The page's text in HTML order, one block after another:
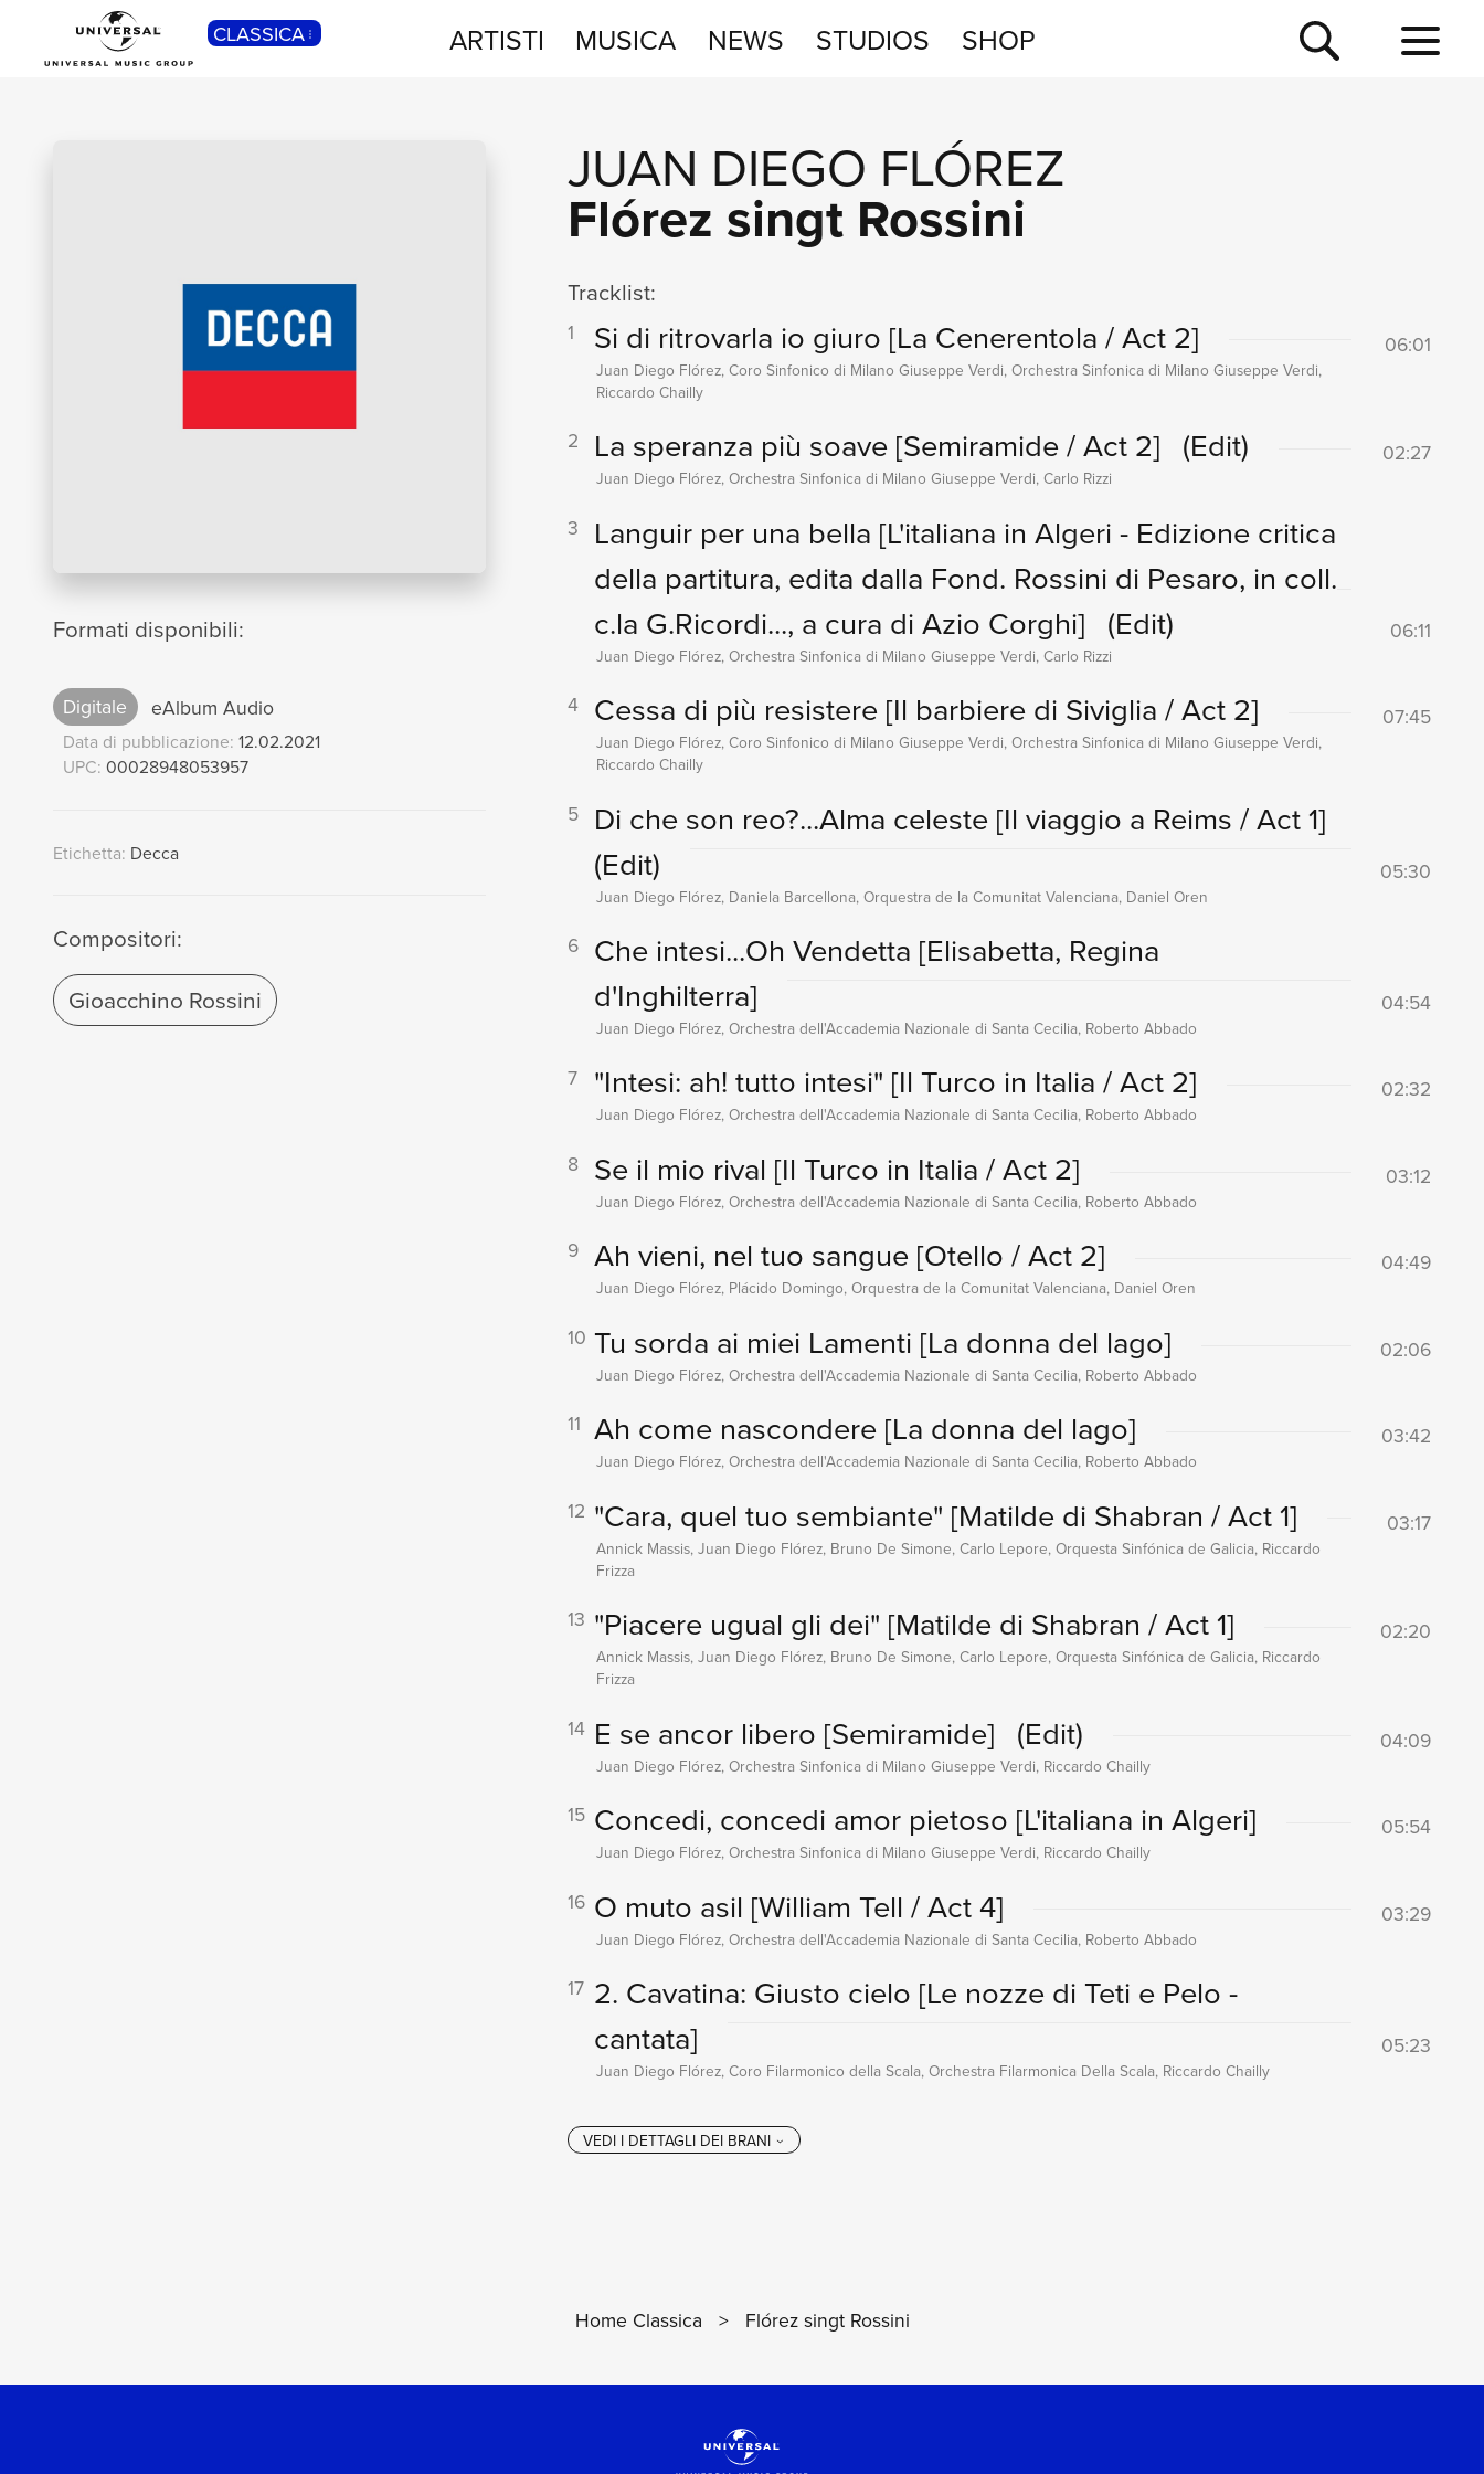
CLASSICA ARTISTI MUSICA NEWS STUDIOS SHOP
Formati disponibili:
Digitale eAlbum Audio
Data di pubblicazione: 12.02.2021
UPC: 00028948053957
Etichetta: Decca
Compositori:
Gioacchino Rossini
JUAN DIEGO FLÓREZ
Flórez singt Rossini
Tracklist:
1 Si di ritrovarla io giuro [La Cenerentola / Act 2] 06:01
Juan Diego Flórez, Coro Sinfonico di Milano Giuseppe Verdi, Orchestra Sinfonica di Milano Giuseppe Verdi,
Riccardo Chailly
2 La speranza più soave [Semiramide / Act 2] (Edit) 02:27
Juan Diego Flórez, Orchestra Sinfonica di Milano Giuseppe Verdi, Carlo Rizzi
3 Languir per una bella [L'italiana in Algeri - Edizione critica
della partitura, edita dalla Fond. Rossini di Pesaro, in coll.
c.la G.Ricordi..., a cura di Azio Corghi] (Edit) 06:11
Juan Diego Flórez, Orchestra Sinfonica di Milano Giuseppe Verdi, Carlo Rizzi
4 Cessa di più resistere [Il barbiere di Siviglia / Act 2] 07:45
Juan Diego Flórez, Coro Sinfonico di Milano Giuseppe Verdi, Orchestra Sinfonica di Milano Giuseppe Verdi,
Riccardo Chailly
5 Di che son reo?...Alma celeste [Il viaggio a Reims / Act 1]
(Edit)
05:30
Juan Diego Flórez, Daniela Barcellona, Orquestra de la Comunitat Valenciana, Daniel Oren
6 Che intesi...Oh Vendetta [Elisabetta, Regina
d'Inghilterra]
04:54
Juan Diego Flórez, Orchestra dell'Accademia Nazionale di Santa Cecilia, Roberto Abbado
7 "Intesi: ah! tutto intesi" [Il Turco in Italia / Act 2] 02:32
Juan Diego Flórez, Orchestra dell'Accademia Nazionale di Santa Cecilia, Roberto Abbado
8 Se il mio rival [Il Turco in Italia / Act 2] 03:12
Juan Diego Flórez, Orchestra dell'Accademia Nazionale di Santa Cecilia, Roberto Abbado
9 Ah vieni, nel tuo sangue [Otello / Act 2] 04:49
Juan Diego Flórez, Plácido Domingo, Orquestra de la Comunitat Valenciana, Daniel Oren
10 Tu sorda ai miei Lamenti [La donna del lago] 02:06
Juan Diego Flórez, Orchestra dell'Accademia Nazionale di Santa Cecilia, Roberto Abbado
11 Ah come nascondere [La donna del lago] 03:42
Juan Diego Flórez, Orchestra dell'Accademia Nazionale di Santa Cecilia, Roberto Abbado
12 "Cara, quel tuo sembiante" [Matilde di Shabran / Act 1] 03:17
Annick Massis, Juan Diego Flórez, Bruno De Simone, Carlo Lepore, Orquesta Sinfónica de Galicia, Riccardo
Frizza
13 "Piacere ugual gli dei" [Matilde di Shabran / Act 1] 02:20
Annick Massis, Juan Diego Flórez, Bruno De Simone, Carlo Lepore, Orquesta Sinfónica de Galicia, Riccardo
Frizza
14 E se ancor libero [Semiramide] (Edit) 04:09
Juan Diego Flórez, Orchestra Sinfonica di Milano Giuseppe Verdi, Riccardo Chailly
15 Concedi, concedi amor pietoso [L'italiana in Algeri] 05:54
Juan Diego Flórez, Orchestra Sinfonica di Milano Giuseppe Verdi, Riccardo Chailly
16 O muto asil [William Tell / Act 4] 03:29
Juan Diego Flórez, Orchestra dell'Accademia Nazionale di Santa Cecilia, Roberto Abbado
17 2. Cavatina: Giusto cielo [Le nozze di Teti e Pelo -
cantata]
05:23
Juan Diego Flórez, Coro Filarmonico della Scala, Orchestra Filarmonica Della Scala, Riccardo Chailly
Home Classica > Flórez singt Rossini
POP
SHOP
NEWS